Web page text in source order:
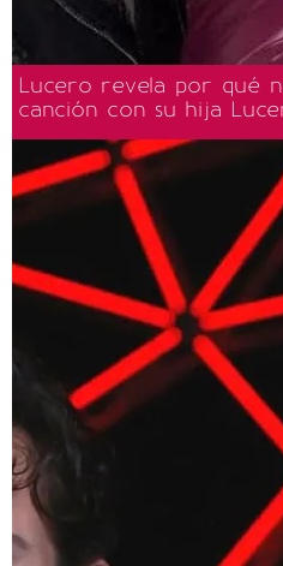
Lucero revela por qué
canción con su hija